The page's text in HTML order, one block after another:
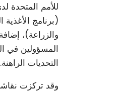
للأمم المتحدة
(برنامج
والزراعة)،
المسؤولين في
التحديات الراهنة.